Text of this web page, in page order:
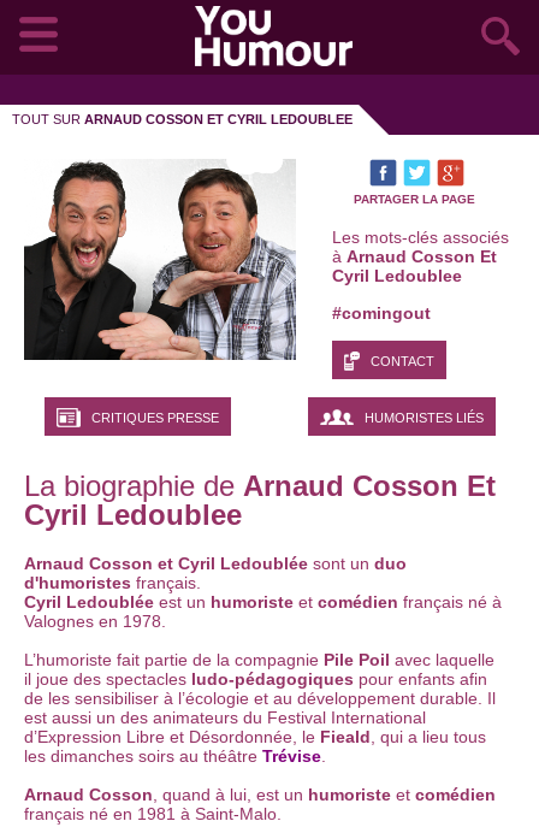
TOUT SUR ARNAUD COSSON ET CYRIL LEDOUBLEE
PARTAGER LA PAGE
Les mots-clés associés
à Arnaud Cosson Et
Cyril Ledoublee
#comingout
CONTACT
CRITIQUES PRESSE HUMORISTES LIÉS
La biographie de Arnaud Cosson Et
Cyril Ledoublee
Arnaud Cosson et Cyril Ledoublée sont un duo
d'humoristes français.
Cyril Ledoublée est un humoriste et comédien français né à
Valognes en 1978.
L’humoriste fait partie de la compagnie Pile Poil avec laquelle
il joue des spectacles ludo-pédagogiques pour enfants afin
de les sensibiliser à l’écologie et au développement durable. Il
est aussi un des animateurs du Festival International
d’Expression Libre et Désordonnée, le Fieald , qui a lieu tous
les dimanches soirs au théâtre Trévise
Arnaud Cosson , quand à lui, est un humoriste et comédien
français né en 1981 à Saint-Malo.